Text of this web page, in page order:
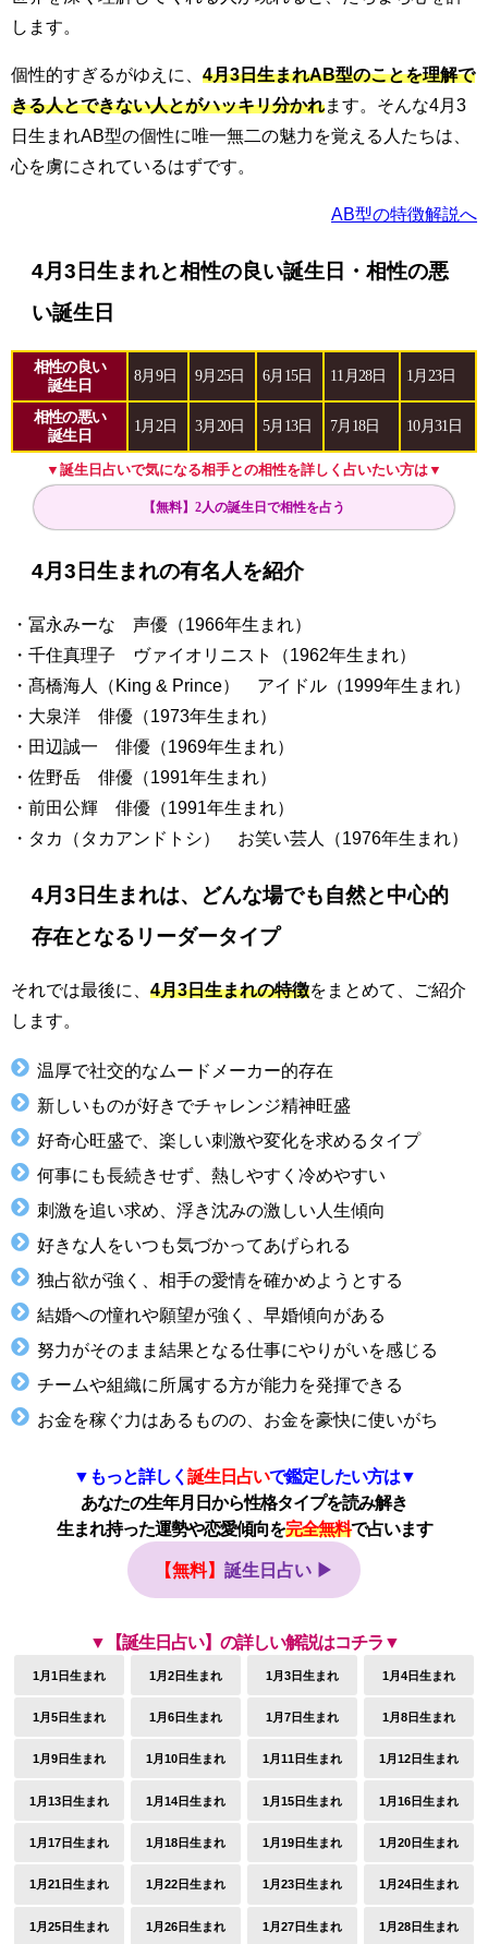
します。
個性的すぎるがゆえに、 4月3日生まれAB型のことを理解で
きる人とできない人とがハッキリ分かれます。そんな4月3
日生まれAB型の個性に唯一無二の魅力を覚える人たちは、
心を虜にされているはずです。
AB型の特徴解説へ
4月3日生まれと相性の良い誕生日・相性の悪
い誕生日
相性の良い
誕生日
8月9日 9月25日 6月15日 11月28日 1月23日
相性の悪い
誕生日
1月2日 3月20日 5月13日 7月18日 10月31日
▼誕生日占いで気になる相手との相性を詳しく占いたい方は▼
【無料】2人の誕生日で相性を占う
4月3日生まれの有名人を紹介
・冨永みーな 声優（1966年生まれ）
・千住真理子 ヴァイオリニスト（1962年生まれ）
・髙橋海人（King & Prince） アイドル（1999年生まれ）
・大泉洋 俳優（1973年生まれ）
・田辺誠一 俳優（1969年生まれ）
・佐野岳 俳優（1991年生まれ）
・前田公輝 俳優（1991年生まれ）
・タカ（タカアンドトシ） お笑い芸人（1976年生まれ）
4月3日生まれは、どんな場でも自然と中心的
存在となるリーダータイプ
それでは最後に、 4月3日生まれの特徴をまとめて、ご紹介
します。
温厚で社交的なムードメーカー的存在
新しいものが好きでチャレンジ精神旺盛
好奇心旺盛で、楽しい刺激や変化を求めるタイプ
何事にも長続きせず、熱しやすく冷めやすい
刺激を追い求め、浮き沈みの激しい人生傾向
好きな人をいつも気づかってあげられる
独占欲が強く、相手の愛情を確かめようとする
結婚への憧れや願望が強く、早婚傾向がある
努力がそのまま結果となる仕事にやりがいを感じる
チームや組織に所属する方が能力を発揮できる
お金を稼ぐ力はあるものの、お金を豪快に使いがち
▼もっと詳しく 誕生日占いで鑑定したい方は▼
あなたの生年月日から性格タイプを読み解き
生まれ持った運勢や恋愛傾向を完全無料で占います
【無料】 誕生日占い ▶
▼【誕生日占い】の詳しい解説はコチラ▼
1月1日生まれ 1月2日生まれ 1月3日生まれ 1月4日生まれ
1月5日生まれ 1月6日生まれ 1月7日生まれ 1月8日生まれ
1月9日生まれ 1月10日生まれ 1月11日生まれ 1月12日生まれ
1月13日生まれ 1月14日生まれ 1月15日生まれ 1月16日生まれ
1月17日生まれ 1月18日生まれ 1月19日生まれ 1月20日生まれ
1月21日生まれ 1月22日生まれ 1月23日生まれ 1月24日生まれ
1月25日生まれ 1月26日生まれ 1月27日生まれ 1月28日生まれ